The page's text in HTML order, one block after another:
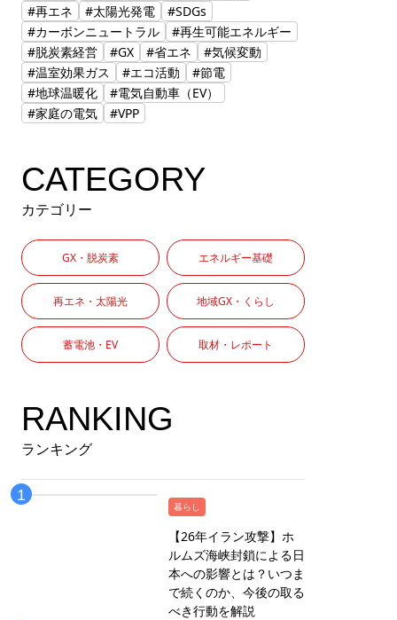
#再エネ
#太陽光発電
#SDGs
#カーボンニュートラル
#再生可能エネルギー
#脱炭素経営
#GX #省エネ
#気候変動
#温室効果ガス
#エコ活動
#節電
#地球温暖化
#電気自動車（EV）
#家庭の電気
#VPP
CATEGORY
カテゴリー
GX・脱炭素 エネルギー基礎
再エネ・太陽光 地域GX・くらし
蓄電池・EV 取材・レポート
RANKING
ランキング
暮らし
【26年イラン攻撃】ホ
ルムズ海峡封鎖による日
本への影響とは？いつま
で続くのか、今後の取る
べき行動を解説